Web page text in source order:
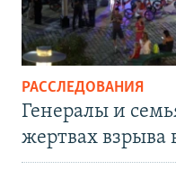
РАССЛЕДОВАНИЯ
Генералы и
жертвах взрыва